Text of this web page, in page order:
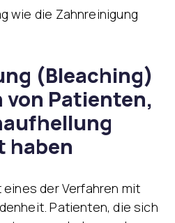
wie die Zahnreinigung
(Bleaching)
von Patienten,
haben
der Verfahren mit
Patienten, die sich